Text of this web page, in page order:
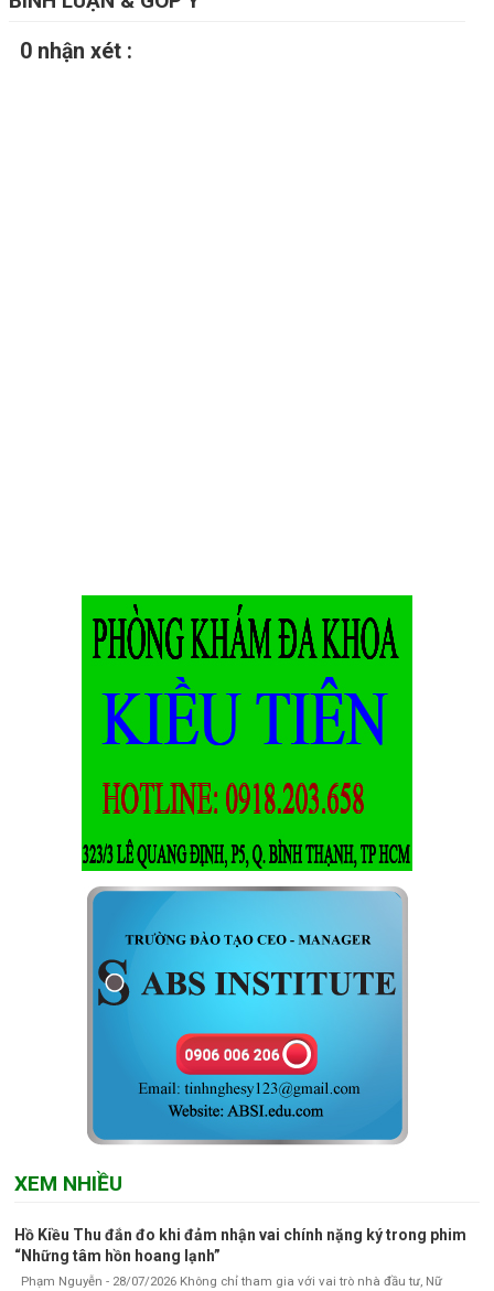
0 nhận xét :
XEM NHIỀU
Hồ Kiều Thu đắn đo khi đảm nhận vai chính nặng ký trong phim
“Những tâm hồn hoang lạnh”
Phạm Nguyễn - 28/07/2026 Không chỉ tham gia với vai trò nhà đầu tư, Nữ